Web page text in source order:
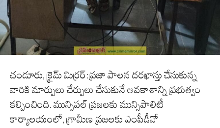
చండూరు, క్రైమ్ మిర్రర్:ప్రజా పాలన దరఖాస్తు చేసుకున్న
వారికి మార్పులు చేర్పులు చేసుకునే అవకాశాన్ని ప్రభుత్వం
కల్పించింది. మున్సిపల్ ప్రజలకు మున్సిపాలిటీ
కార్యాలయంలో, గ్రామీణ ప్రజలకు ఎంపీడీవో